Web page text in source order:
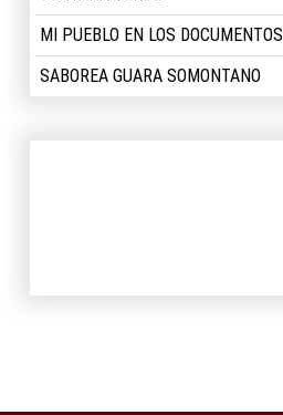
MI PUEBLO EN LOS DOCUMENTOS
SABOREA GUARA SOMONTANO